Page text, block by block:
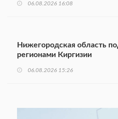
06.08.2026 16:08
Нижегородская область
регионами Киргизии
06.08.2026 15:26